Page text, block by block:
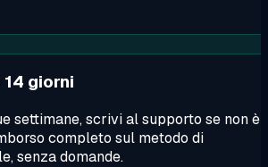
giorni
settimane, scrivi al supporto se non è
completo sul metodo di
senza domande.